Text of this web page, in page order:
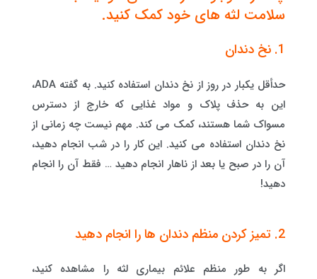
سلامت لثه های خود کمک کنید.
1. نخ دندان
حدأقل یکبار در روز از نخ دندان استفاده کنید. به گفته ADA،
این به حذف پلاک و مواد غذایی که خارج از دسترس
مسواک شما هستند، کمک می کند. مهم نیست چه زمانی از
نخ دندان استفاده می کنید. این کار را در شب انجام دهید،
آن را در صبح یا بعد از ناهار انجام دهید … فقط آن را انجام
دهید!
2. تمیز کردن منظم دندان ها را انجام دهید
اگر به طور منظم علائم بیماری لثه را مشاهده کنید،